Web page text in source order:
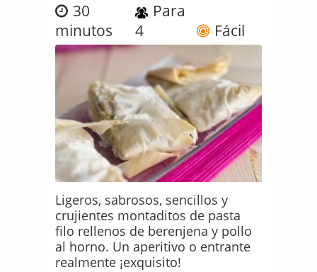
30
minutos
Para
4
Fácil
Ligeros, sabrosos, sencillos y
crujientes montaditos de pasta
filo rellenos de berenjena y pollo
al horno. Un aperitivo o entrante
realmente ¡exquisito!